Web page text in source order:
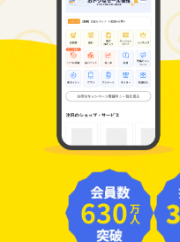
630万人